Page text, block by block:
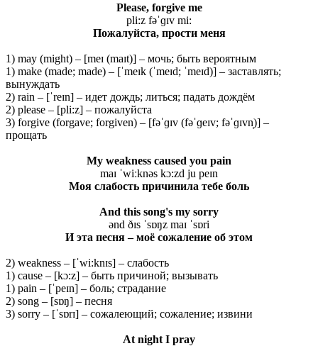
Please, forgive me
pli:z fəˈɡɪv mi:
Пожалуйста, прости меня
1) may (might) – [meɪ (maɪt)] – мочь; быть вероятным
1) make (made; made) – [ˈmeɪk (ˈmeɪd; ˈmeɪd)] – заставлять;
вынуждать
2) rain – [ˈreɪn] – идет дождь; литься; падать дождём
2) please – [pli:z] – пожалуйста
3) forgive (forgave; forgiven) – [fəˈɡɪv (fəˈɡeɪv; fəˈɡɪvn̩)] –
прощать
My weakness caused you pain
maɪ ˈwiːknəs kɔ:zd ju peɪn
Моя слабость причинила тебе боль
And this song's my sorry
ənd ðɪs ˈsɒŋz maɪ ˈsɒri
И эта песня – моё сожаление об этом
2) weakness – [ˈwi:knɪs] – слабость
1) cause – [kɔ:z] – быть причиной; вызывать
1) pain – [ˈpeɪn] – боль; страдание
2) song – [sɒŋ] – песня
3) sorry – [ˈsɒrɪ] – сожалеющий; сожаление; извини
At night I pray